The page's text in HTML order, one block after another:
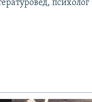
психолог